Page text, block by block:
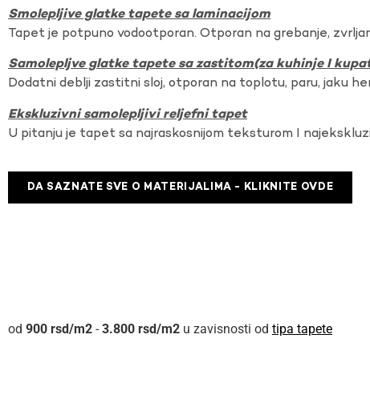
Smolepljive glatke tapete sa laminacijom
Tapet je potpuno vodootporan. Otporan na grebanje,
Samolepljve glatke tapete sa zastitom(za kuhinje I
Dodatni deblji zastitni sloj, otporan na toplotu, paru, jaku
Ekskluzivni samolepljivi reljefni tapet
U pitanju je tapet sa najraskosnijom teksturom I
DA SAZNATE SVE O MATERIJALIMA - KLIKNITE OVDE
900 rsd - 3.800 rsd u zavisnosti od tipa tapete